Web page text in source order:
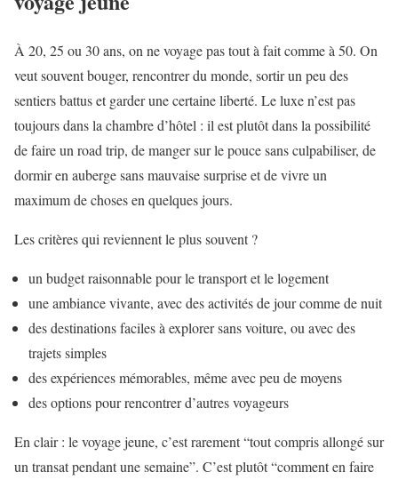
À 20, 25 ou 30 ans, on ne voyage pas tout à fait comme à 50. On
veut souvent bouger, rencontrer du monde, sortir un peu des
sentiers battus et garder une certaine liberté. Le luxe n’est pas
toujours dans la chambre d’hôtel : il est plutôt dans la possibilité
de faire un road trip, de manger sur le pouce sans culpabiliser, de
dormir en auberge sans mauvaise surprise et de vivre un
maximum de choses en quelques jours.
Les critères qui reviennent le plus souvent ?
un budget raisonnable pour le transport et le logement
une ambiance vivante, avec des activités de jour comme de nuit
des destinations faciles à explorer sans voiture, ou avec des
trajets simples
des expériences mémorables, même avec peu de moyens
des options pour rencontrer d’autres voyageurs
En clair : le voyage jeune, c’est rarement “tout compris allongé sur
un transat pendant une semaine”. C’est plutôt “comment en faire